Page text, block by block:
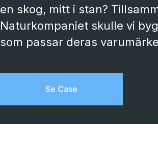
en skog, mitt i stan?
Naturkompaniet skulle vi
som passar deras
Se Case